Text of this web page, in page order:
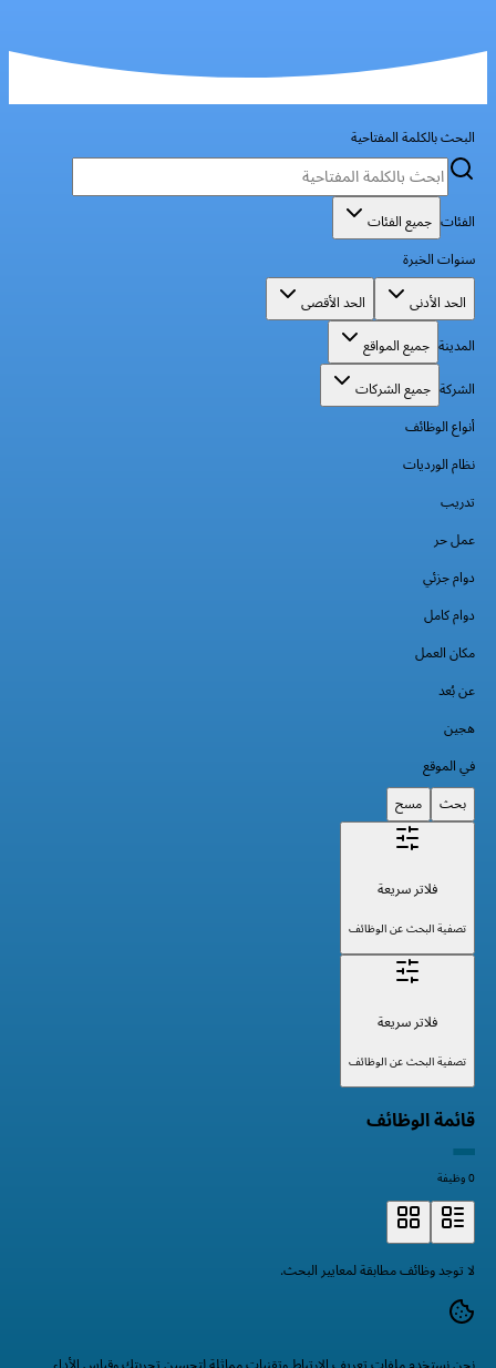
البحث بالكلمة المفتاحية
الفئات جميع الفئات
سنوات الخبرة
الحد الأدنى
الحد الأقصى
المدينة جميع المواقع
الشركة جميع الشركات
أنواع الوظائف
نظام الورديات
تدريب
عمل حر
دوام جزئي
دوام كامل
مكان العمل
عن بُعد
هجين
في الموقع
بحث
مسح
فلاتر سريعة
تصفية البحث عن الوظائف
فلاتر سريعة
تصفية البحث عن الوظائف
قائمة الوظائف
0 وظيفة
لا توجد وظائف مطابقة لمعايير البحث.